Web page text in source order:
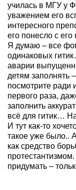
училась в МГУ у
уважением его
интересного
его понесло с
Я думаю – все
одинаковых
аварии
детям заполнять
посмотрите ради
первого раза,
заполнить
всё для гитик…
И тут как-то
такое уже было..
как средство
придумать –